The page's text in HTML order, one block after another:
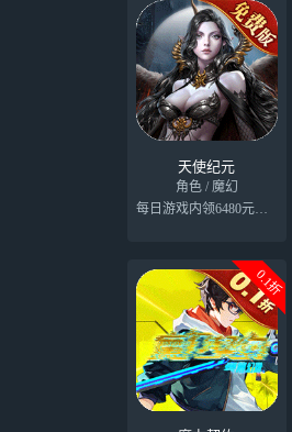
天使纪元
角色 / 魔幻
每日游戏内领6480元代金券
0.1折